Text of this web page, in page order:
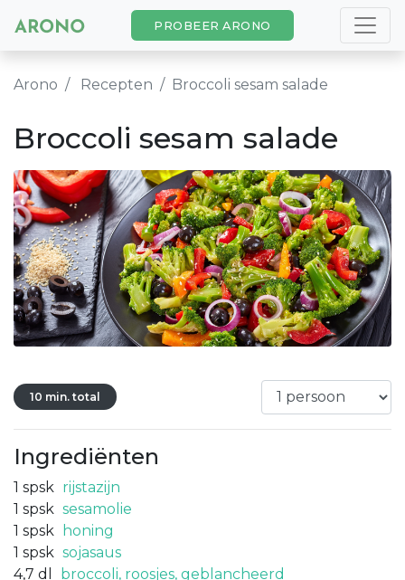
PROBEER ARONO
Arono Recepten Broccoli sesam salade
Broccoli sesam salade
10 min. total
Ingrediënten
1 spsk rijstazijn
1 spsk sesamolie
1 spsk
honing
1 spsk sojasaus
4,7 dl
broccoli, roosjes, geblancheerd